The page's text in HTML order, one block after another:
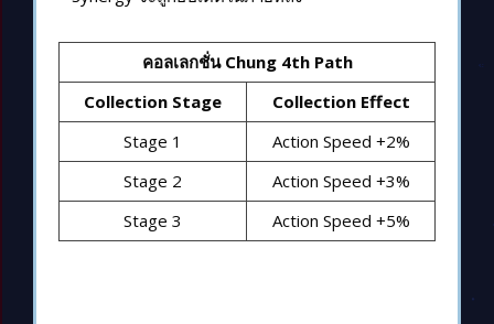
คอลเลกชั่น Chung 4th Path
Collection Stage
Collection Effect
Stage 1
Action Speed +2%
Stage 2
Action Speed +3%
Stage 3
Action Speed +5%